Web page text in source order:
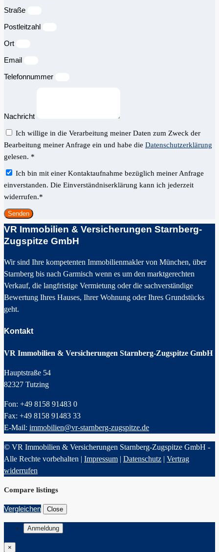
Straße
Postleitzahl
Ort
Email
Telefonnummer
Nachricht
Ich willige in die Verarbeitung meiner Daten zum Zweck der
Bearbeitung meiner Anfrage ein und habe die Datenschutzerklärung
gelesen. *
Ich bin mit einer Kontaktaufnahme bezüglich meiner Anfrage
einverstanden. Die Einverständniserklärung kann ich jederzeit
widerrufen.*
Senden
VR Immobilien & Versicherungen Starnberg-
Zugspitze GmbH
Wir sind Ihre kompetenten Immobilienmakler von München, über
Starnberg bis nach Garmisch wenn es um den marktgerechten
Verkauf, die langfristige Vermietung oder die sachverständige
Bewertung Ihres Hauses, Ihrer Wohnung oder Ihres Grundstücks
geht.
Kontakt
VR Immobilien & Versicherungen Starnberg-Zugspitze GmbH
Hauptstraße 54
82327 Tutzing
Fon: +49 8158 91483 0
Fax: +49 8158 91483 33
E-Mail: immobilien@vr-starnberg-zugspitze.de
© VR Immobilien & Versicherungen Starnberg-Zugspitze GmbH -
Alle Rechte vorbehalten | Impressum | Datenschutz | Vertrag
widerrufen
Compare listings
Vergleichen Close
Anmeldung
×